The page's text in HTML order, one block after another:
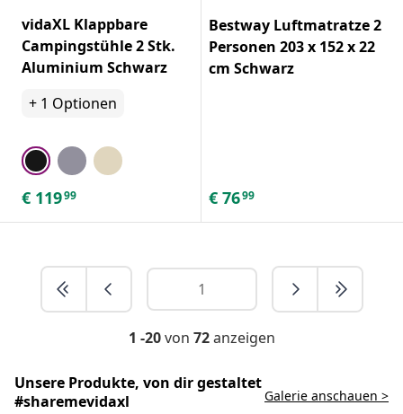
vidaXL Klappbare
Campingstühle 2 Stk.
Aluminium Schwarz
+ 1 Optionen
€ 11999
Bestway Luftmatratze 2
Personen 203 x 152 x 22
cm Schwarz
€ 7699
1 -20von 72anzeigen
Unsere Produkte, von dir gestaltet
#sharemevidaxl
Galerie anschauen >